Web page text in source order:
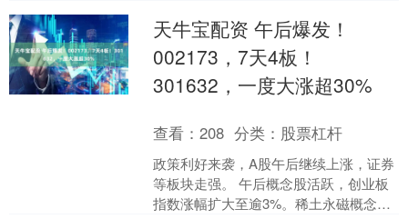
达球场迎来终极检验....
天牛宝配资 午后爆发！
002173，7天4板！
301632，一度大涨超30%
查看：208 分类： 股票杠杆
政策利好来袭，A股午后继续上涨，证券
等板块走强。 午后概念股活跃，创业板
指数涨幅扩大至逾3%。稀土永磁概念午